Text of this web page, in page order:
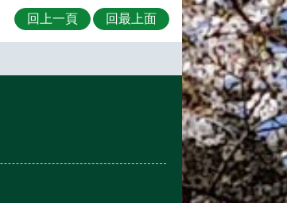
回上一頁 回最上面